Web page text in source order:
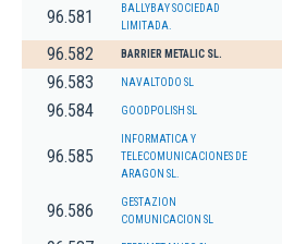
96.581
BALLYBAY SOCIEDAD
LIMITADA.
96.582 BARRIER METALIC SL.
96.583 NAVALTODO SL
96.584 GOODPOLISH SL
96.585
INFORMATICA Y
TELECOMUNICACIONES DE
ARAGON SL.
96.586
GESTAZION
COMUNICACION SL